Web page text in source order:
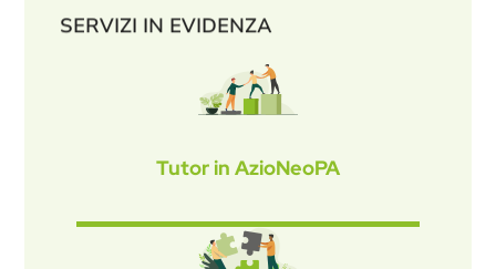
SERVIZI IN EVIDENZA
Tutor in AzioNeoPA